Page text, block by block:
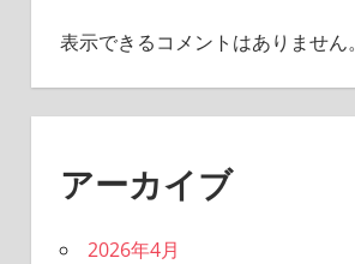
表示できるコメントはありません。
アーカイブ
2026年4月